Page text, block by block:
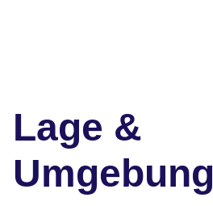
Lage &
Umgebung